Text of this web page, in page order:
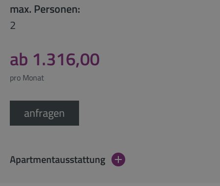
max. Personen:
2
ab 1.316,00
pro Monat
anfragen
Apartmentausstattung